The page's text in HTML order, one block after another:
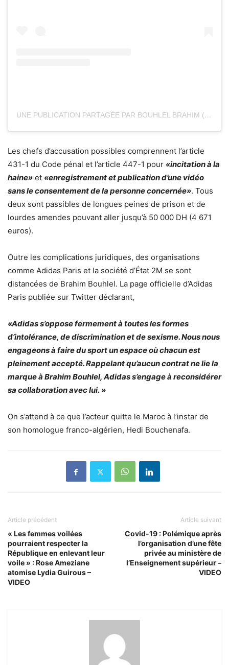
UNE PUBLICATION PARTAGÉE PAR BOUHLEL BRAHIM (@BRVHYM)
Les chefs d’accusation possibles comprennent l’article
431-1 du Code pénal et l’article 447-1 pour «incitation à la
haine» et «enregistrement et publication d’une vidéo
sans le consentement de la personne concernée». Tous
deux sont passibles de longues peines de prison et de
lourdes amendes pouvant aller jusqu’à 50 000 DH (4 671
euros).
Outre les complications juridiques, des organisations
comme Adidas Paris et la société d’État 2M se sont
distancées de Brahim Bouhlel. La page officielle d’Adidas
Paris publiée sur Twitter déclarant,
«Adidas s’oppose fermement à toutes les formes
d’intolérance, de discrimination et de sexisme. Nous nous
engageons à faire du sport un espace où chacun est
pleinement accepté. Rappelant qu’aucun contrat ne lie la
marque à Brahim Bouhlel, Adidas s’engage à reconsidérer
sa collaboration avec lui. »
On s’attend à ce que l’acteur quitte le Maroc à l’instar de
son homologue franco-algérien, Hedi Bouchenafa.
Article précédent
« Les femmes voilées
pourraient respecter la
République en enlevant leur
voile » : Rose Ameziane
atomise Lydia Guirous –
VIDEO
Article suivant
Covid-19 : Polémique après
l’organisation d’une fête
privée au ministère de
l’Enseignement supérieur –
VIDEO